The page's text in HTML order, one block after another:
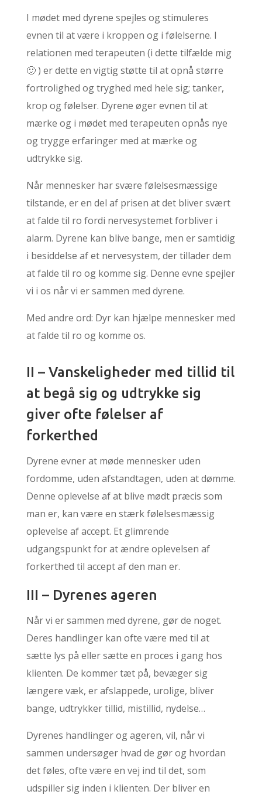
I mødet med dyrene spejles og stimuleres
evnen til at være i kroppen og i følelserne. I
relationen med terapeuten (i dette tilfælde mig
🙂 ) er dette en vigtig støtte til at opnå større
fortrolighed og tryghed med hele sig; tanker,
krop og følelser. Dyrene øger evnen til at
mærke og i mødet med terapeuten opnås nye
og trygge erfaringer med at mærke og
udtrykke sig.
Når mennesker har svære følelsesmæssige
tilstande, er en del af prisen at det bliver svært
at falde til ro fordi nervesystemet forbliver i
alarm. Dyrene kan blive bange, men er samtidig
i besiddelse af et nervesystem, der tillader dem
at falde til ro og komme sig. Denne evne spejler
vi i os når vi er sammen med dyrene.
Med andre ord: Dyr kan hjælpe mennesker med
at falde til ro og komme os.
II – Vanskeligheder med tillid til
at begå sig og udtrykke sig
giver ofte følelser af
forkerthed
Dyrene evner at møde mennesker uden
fordomme, uden afstandtagen, uden at dømme.
Denne oplevelse af at blive mødt præcis som
man er, kan være en stærk følelsesmæssig
oplevelse af accept. Et glimrende
udgangspunkt for at ændre oplevelsen af
forkerthed til accept af den man er.
III – Dyrenes ageren
Når vi er sammen med dyrene, gør de noget.
Deres handlinger kan ofte være med til at
sætte lys på eller sætte en proces i gang hos
klienten. De kommer tæt på, bevæger sig
længere væk, er afslappede, urolige, bliver
bange, udtrykker tillid, mistillid, nydelse…
Dyrenes handlinger og ageren, vil, når vi
sammen undersøger hvad de gør og hvordan
det føles, ofte være en vej ind til det, som
udspiller sig inden i klienten. Der bliver en